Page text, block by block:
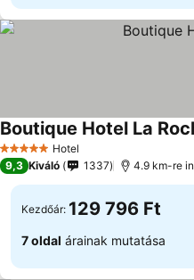
5 KategóriaHotel
Boutique Hotel La
9,3 Kiváló 1337 4.9 km-re
Kezdőár: 129 796 Ft
7 oldal árainak mutatása